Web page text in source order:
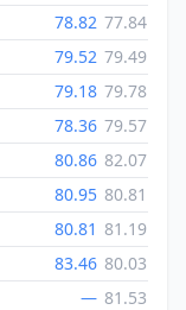
78.82 77.84
79.52 79.49
79.18 79.78
78.36 79.57
80.86 82.07
80.95 80.81
80.81 81.19
83.46 80.03
— 81.53